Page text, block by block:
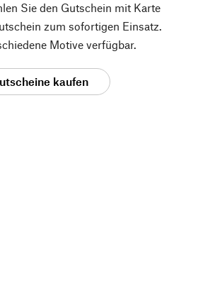
Sie den Gutschein mit Karte
zum sofortigen Einsatz.
Motive verfügbar.
kaufen